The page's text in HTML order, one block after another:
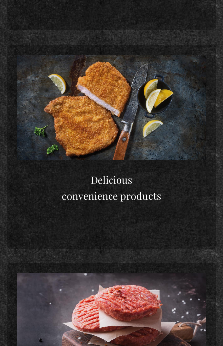
Delicious
convenience products